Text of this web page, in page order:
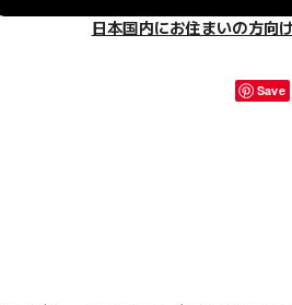
日本国内にお住まいの方向け
Save